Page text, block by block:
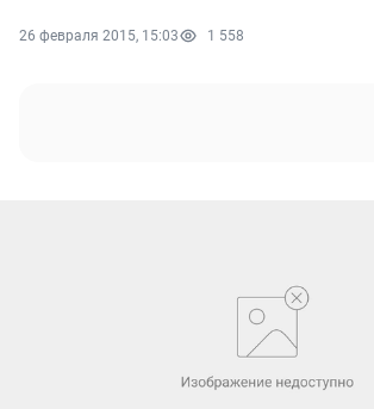
26 февраля 2015, 15:03 1 558